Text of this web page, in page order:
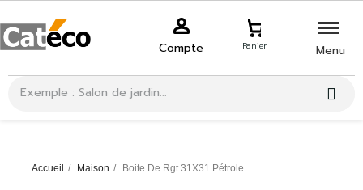
Compte Panier Menu
Accueil Maison Boite De Rgt 31X31 Pétrole